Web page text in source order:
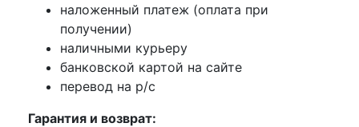
наложенный платеж (оплата при
получении)
наличными курьеру
банковской картой на сайте
перевод на р/с
Гарантия и возврат: